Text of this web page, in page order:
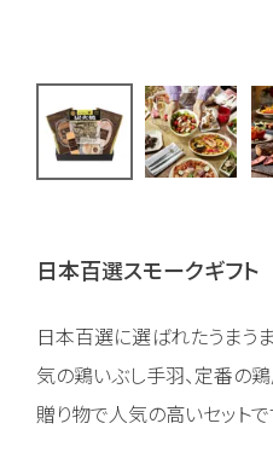
日本百選スモークギフト
日本百選に選ばれたうまう
気の鶏いぶし手羽、定番の
贈り物で人気の高いセットで